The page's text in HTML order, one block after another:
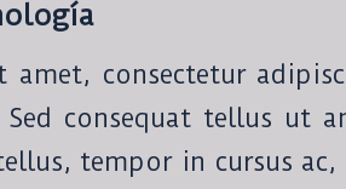
consectetur
consequat tellus ut
tempor in cursus